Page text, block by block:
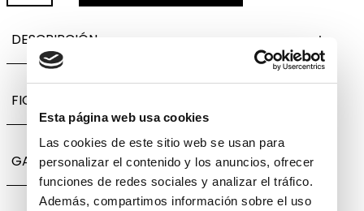
Esta página web usa cookies
Las cookies de este sitio web se usan para
personalizar el contenido y los anuncios, ofrecer
funciones de redes sociales y analizar el tráfico.
Además, compartimos información sobre el uso
DESCRIPCIÓN
FICHA TÉCNICA
GARANTÍA, CAMBIOS Y DEVOLUCIONES